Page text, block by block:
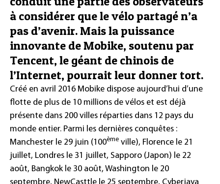
à considérer que le vélo partagé n’a
pas d’avenir. Mais la puissance
innovante de Mobike, soutenu par
Tencent, le géant de chinois de
l’Internet, pourrait leur donner tort.
Créé en avril 2016 Mobike dispose aujourd’hui d’une
flotte de plus de 10 millions de vélos et est déjà
présente dans 200 villes réparties dans 12 pays du
monde entier. Parmi les dernières conquêtes :
Manchester le 29 juin (100ème ville), Florence le 21
juillet, Londres le 31 juillet, Sapporo (Japon) le 22
août, Bangkok le 30 août, Washington le 20